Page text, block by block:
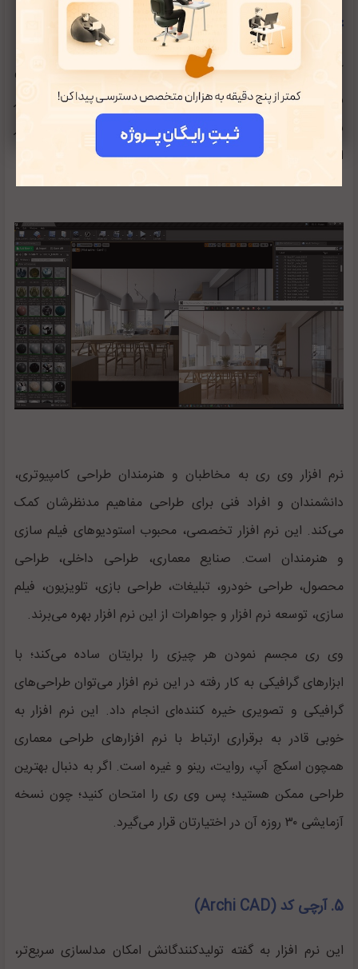
4. وی ری(V-Ray)
آیا به دنبال نرم افزار طراحی معماری برتر هستید؟ این محصول
شرکت Chaos Group در سال 2017 برنده جایزه فناوری برتر
شد. اگر به دنبال طراحی داخلی خانه هستید؛ این نرم افزار
امکانات فوق العاده‌ای دارد.
نرم افزار وی ری به مخاطبان و هنرمندان طراحی کامپیوتری،
دانشمندان و افراد فنی برای طراحی مفاهیم مدنظرشان کمک
می‌کند. این نرم افزار تخصصی، محبوب استودیوهای فیلم سازی
و هنرمندان است. صنایع معماری، طراحی داخلی، طراحی
محصول، طراحی خودرو، تبلیغات، طراحی بازی، تلویزیون، فیلم
سازی، توسعه نرم افزار و جواهرات از این نرم افزار بهره می‌برند.
وی ری مجسم نمودن هر چیزی را برایتان ساده می‌کند؛ با
ابزارهای گرافیکی به کار رفته در این نرم افزار می‌توان طراحی‌های
گرافیکی و تصویری خیره کننده‌ای انجام داد. این نرم افزار به
خوبی قادر به برقراری ارتباط با نرم افزارهای طراحی معماری
همچون اسکچ آپ، روایت، رینو و غیره است. اگر به دنبال بهترین
طراحی ممکن هستید؛ پس وی ری را امتحان کنید؛ چون نسخه
آزمایشی ۳۰ روزه آن در اختیارتان قرار می‌گیرد.
5. آرچی کد (Archi CAD)
این نرم افزار به گفته تولیدکنندگانش امکان مدلسازی سریع‌تر،